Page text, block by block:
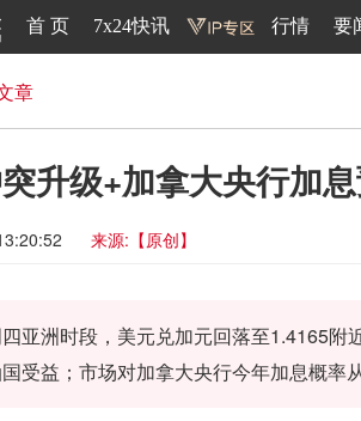
首 页 7x24快讯 行情 要
章
升级+加拿大央行加
来源:【原创】
亚洲时段，美元兑加元回落至1.4165
受益；市场对加拿大央行今年加息概率